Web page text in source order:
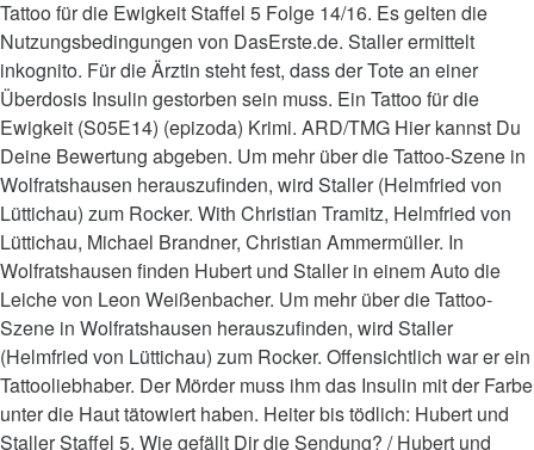
Tattoo für die Ewigkeit Staffel 5 Folge 14/16. Es gelten die
Nutzungsbedingungen von DasErste.de. Staller ermittelt
inkognito. Für die Ärztin steht fest, dass der Tote an einer
Überdosis Insulin gestorben sein muss. Ein Tattoo für die
Ewigkeit (S05E14) (epizoda) Krimi. ARD/TMG Hier kannst Du
Deine Bewertung abgeben. Um mehr über die Tattoo-Szene in
Wolfratshausen herauszufinden, wird Staller (Helmfried von
Lüttichau) zum Rocker. With Christian Tramitz, Helmfried von
Lüttichau, Michael Brandner, Christian Ammermüller. In
Wolfratshausen finden Hubert und Staller in einem Auto die
Leiche von Leon Weißenbacher. Um mehr über die Tattoo-
Szene in Wolfratshausen herauszufinden, wird Staller
(Helmfried von Lüttichau) zum Rocker. Offensichtlich war er ein
Tattooliebhaber. Der Mörder muss ihm das Insulin mit der Farbe
unter die Haut tätowiert haben. Heiter bis tödlich: Hubert und
Staller Staffel 5. Wie gefällt Dir die Sendung? / Hubert und